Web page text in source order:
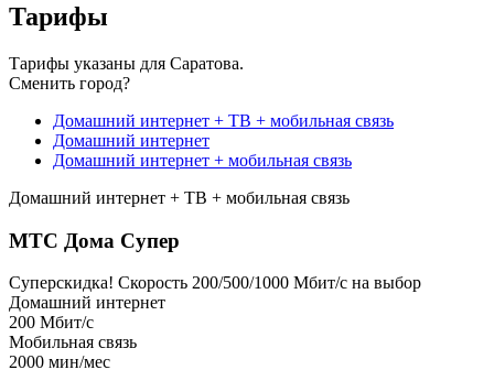
Тарифы
Тарифы указаны для Саратова.
Сменить город?
Домашний интернет + ТВ + мобильная связь
Домашний интернет
Домашний интернет + мобильная связь
Домашний интернет + ТВ + мобильная связь
МТС Дома Супер
Суперскидка! Скорость 200/500/1000 Мбит/с на выбор
Домашний интернет
200 Мбит/с
Мобильная связь
2000 мин/мес